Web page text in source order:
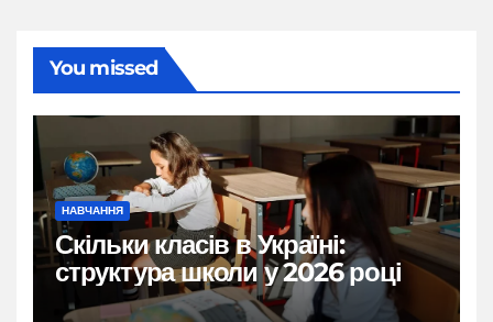
You missed
НАВЧАННЯ
Скільки класів в Україні:
структура школи у 2026 році